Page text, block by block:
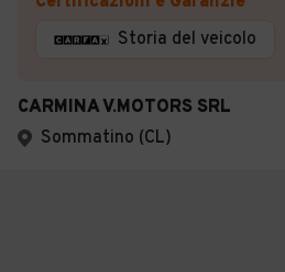
Storia del veicolo
CARMINA V.MOTORS SRL
Sommatino (CL)